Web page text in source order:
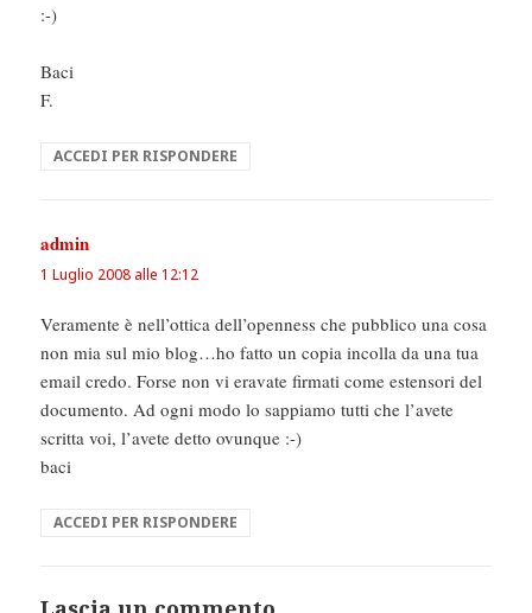
:-)
Baci
F.
ACCEDI PER RISPONDERE
admin
detto:
1 Luglio 2008 alle 12:12
Veramente è nell’ottica dell’openness che pubblico una cosa
non mia sul mio blog…ho fatto un copia incolla da una tua
email credo. Forse non vi eravate firmati come estensori del
documento. Ad ogni modo lo sappiamo tutti che l’avete
scritta voi, l’avete detto ovunque :-)
baci
ACCEDI PER RISPONDERE